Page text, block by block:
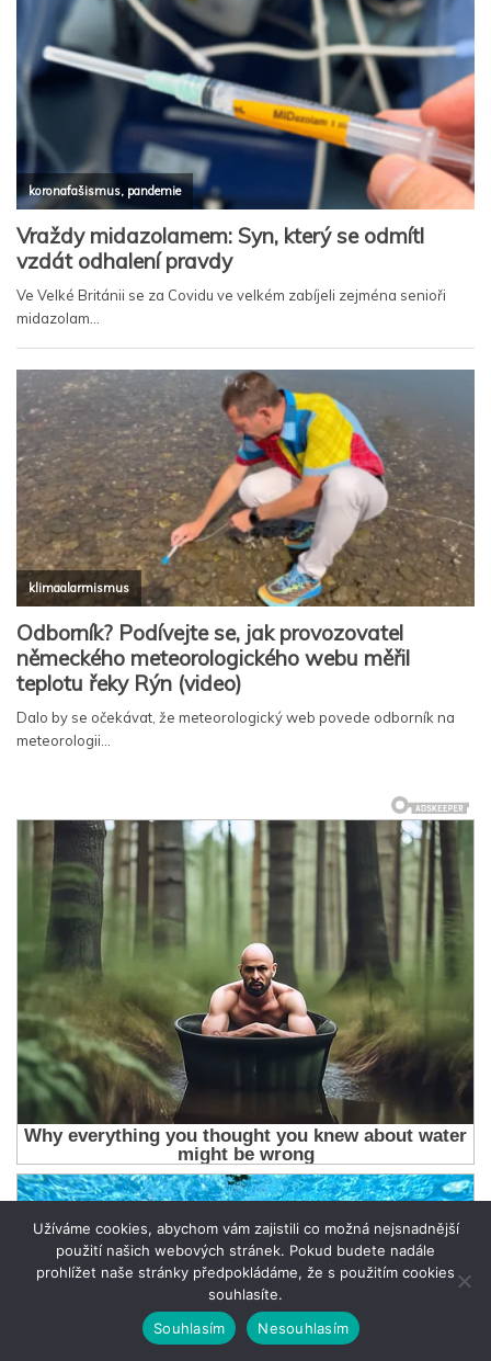
Užíváme cookies, abychom vám zajistili co možná nejsnadnější
použití našich webových stránek. Pokud budete nadále
prohlížet naše stránky předpokládáme, že s použitím cookies
souhlasíte.
Souhlasím
Nesouhlasím